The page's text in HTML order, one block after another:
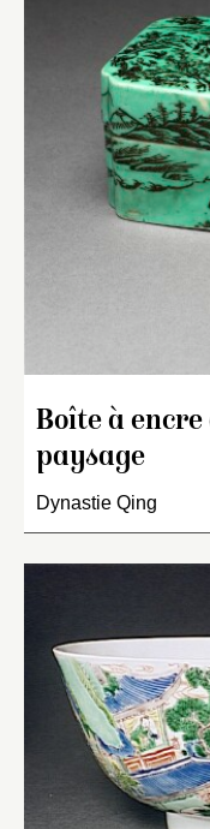
Boîte à encre
paysage
Dynastie Qing